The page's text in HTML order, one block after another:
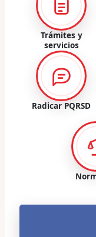
Trámites y
servicios
Radicar PQRSD